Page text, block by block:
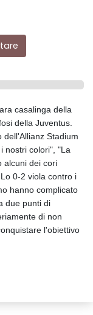
casalinga della
della Juventus.
dell'Allianz Stadium
nostri colori", "La
alcuni dei cori
0-2 viola contro i
hanno complicato
due punti di
di non
l'obiettivo